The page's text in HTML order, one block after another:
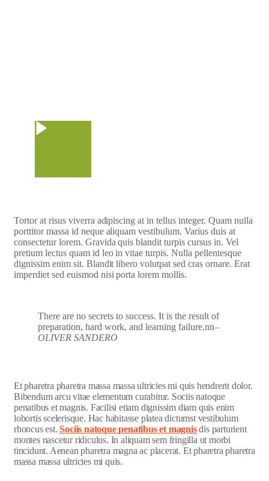
Tortor at risus viverra adipiscing at in tellus integer. Quam nulla
porttitor massa id neque aliquam vestibulum. Varius duis at
consectetur lorem. Gravida quis blandit turpis cursus in. Vel
pretium lectus quam id leo in vitae turpis. Nulla pellentesque
dignissim enim sit. Blandit libero volutpat sed cras ornare. Erat
imperdiet sed euismod nisi porta lorem mollis.
There are no secrets to success. It is the result of
preparation, hard work, and learning failure.nn–
OLIVER SANDERO
Et pharetra pharetra massa massa ultricies mi quis hendrerit dolor.
Bibendum arcu vitae elementum curabitur. Sociis natoque
penatibus et magnis. Facilisi etiam dignissim diam quis enim
lobortis scelerisque. Hac habitasse platea dictumst vestibulum
rhoncus est.Sociis natoque penatibus et magnisdis parturient
montes nascetur ridiculus. In aliquam sem fringilla ut morbi
tincidunt. Aenean pharetra magna ac placerat. Et pharetra pharetra
massa massa ultricies mi quis.